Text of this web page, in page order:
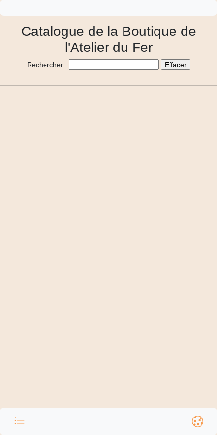
Catalogue de la Boutique de
l'Atelier du Fer
Rechercher :